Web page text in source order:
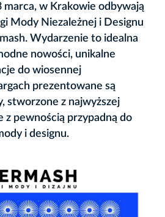
w Krakowie odbywają
Mody Niezależnej i Designu
Wydarzenie to idealna
nowości, unikalne
do wiosennej
prezentowane są
stworzone z najwyższej
z pewnością przypadną do
i designu.